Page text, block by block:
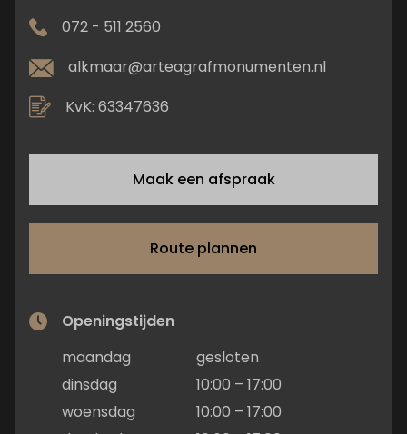
072 - 511 2560
alkmaar@arteagrafmonumenten.nl
KvK: 63347636
Maak een afspraak
Route plannen
Openingstijden
maandag
gesloten
dinsdag
10:00 – 17:00
woensdag
10:00 – 17:00